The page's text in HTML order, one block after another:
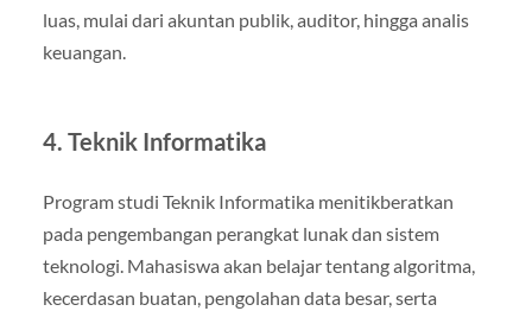
luas, mulai dari akuntan publik, auditor, hingga analis
keuangan.
4. Teknik Informatika
Program studi Teknik Informatika menitikberatkan
pada pengembangan perangkat lunak dan sistem
teknologi. Mahasiswa akan belajar tentang algoritma,
kecerdasan buatan, pengolahan data besar, serta